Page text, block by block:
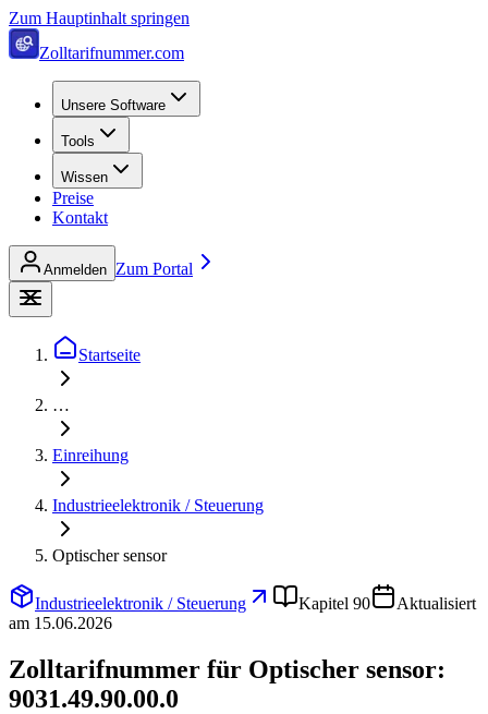
Zum Hauptinhalt springen
Zolltarifnummer.com
Unsere Software
Tools
Wissen
Preise
Kontakt
Anmelden Zum Portal
Startseite
…
Einreihung
Industrieelektronik / Steuerung
Optischer sensor
Industrieelektronik / Steuerung Kapitel 90
Aktualisiert
am 15.06.2026
Zolltarifnummer für Optischer sensor:
9031.49.90.00.0